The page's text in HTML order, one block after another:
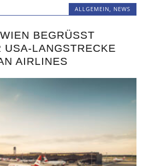
ALLGEMEIN NEWS
BEGRÜSST A
LANGSTRECKE V
AIRLINES